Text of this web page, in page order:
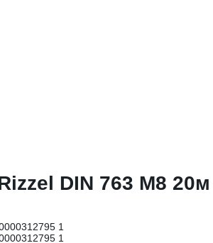
DIN 763 М8 20м